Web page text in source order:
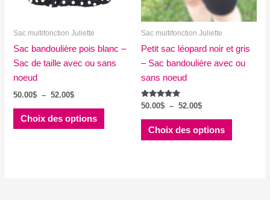
la
produit
sur
la
du
produit
Sac multifonction Juliette
Sac bandoulière pois blanc –
Sac de taille avec ou sans
noeud
50.00$ – 52.00$Plage
prix :
50.00$
Choix des options
Ce
Sac multifonction Juliette
Petit sac léopard noir et gris
– Sac bandoulière avec ou
sans noeud
Note
sur 5
50.00$ – 52.00$Plage
prix :
50.00$
Choix des options
Ce